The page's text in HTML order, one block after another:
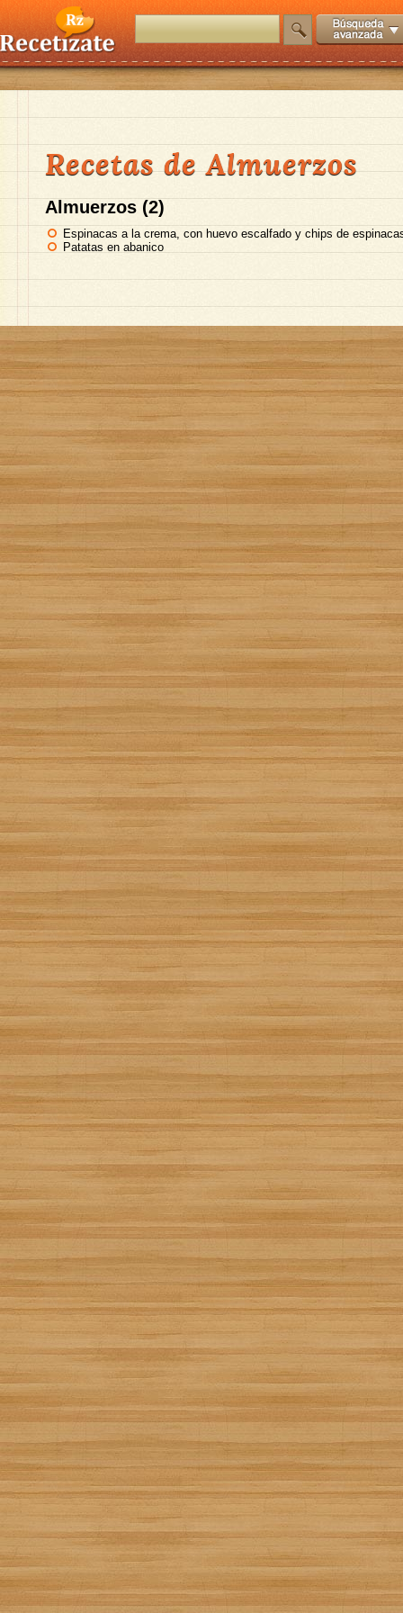
Recetas de Almuerzos
Almuerzos (2)
Espinacas a la crema, con huevo escalfado y chips de
Patatas en abanico